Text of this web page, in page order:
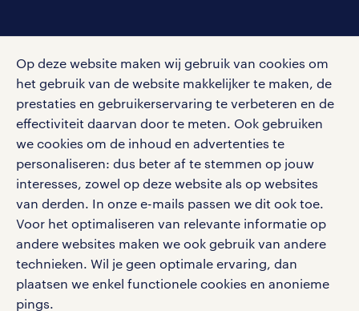
Op deze website maken wij gebruik van cookies om
het gebruik van de website makkelijker te maken, de
prestaties en gebruikerservaring te verbeteren en de
effectiviteit daarvan door te meten. Ook gebruiken
we cookies om de inhoud en advertenties te
personaliseren: dus beter af te stemmen op jouw
interesses, zowel op deze website als op websites
van derden. In onze e-mails passen we dit ook toe.
Voor het optimaliseren van relevante informatie op
andere websites maken we ook gebruik van andere
technieken. Wil je geen optimale ervaring, dan
plaatsen we enkel functionele cookies en anonieme
pings.
Volg ons voor de leukste content omtrent
vacatures, solliciteren en inspiratie.
werken bij randstad
gebruikersvoorwaarden
privacystatement
cookies
disclaimer
sitemap